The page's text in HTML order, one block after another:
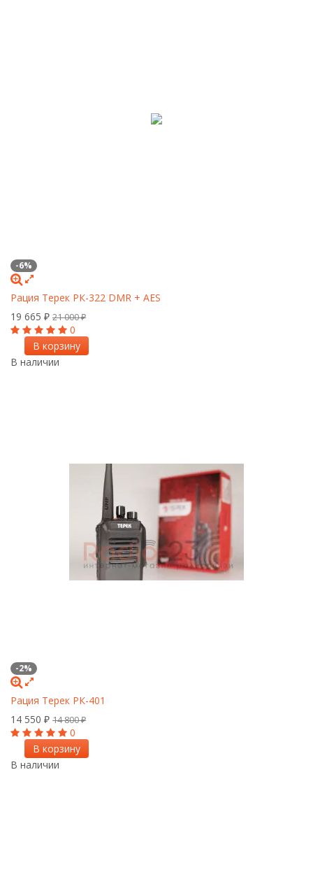
-6%
Рация Терек РК-322 DMR + AES
19 665 ₽ 21 000₽
0
В корзину
В наличии
-2%
Рация Терек РК-401
14 550 ₽ 14 800₽
0
В корзину
В наличии